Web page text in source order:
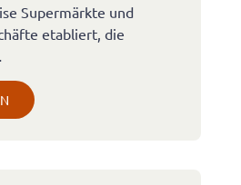
Supermärkte und
etabliert, die